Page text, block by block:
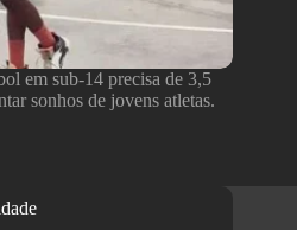
em sub-14 precisa de 3,5
sonhos de jovens atletas.